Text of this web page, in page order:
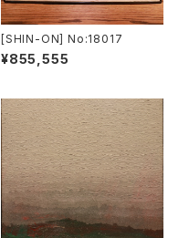
[SHIN-ON] No:18017
¥855,555